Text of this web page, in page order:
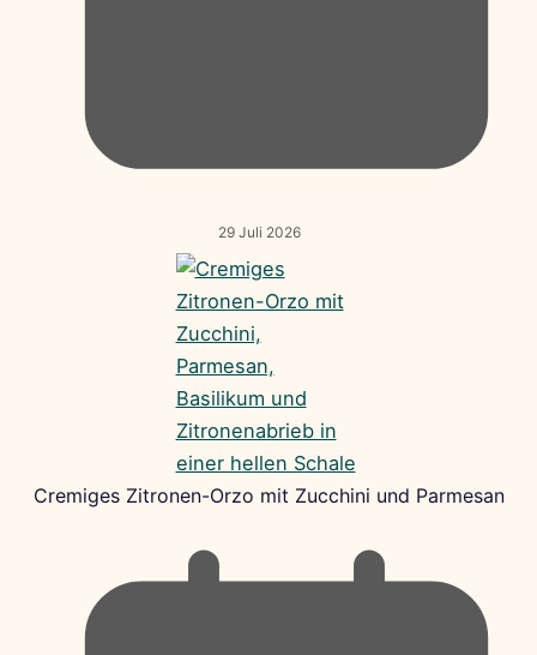
29 Juli 2026
Cremiges Zitronen-Orzo mit Zucchini und Parmesan